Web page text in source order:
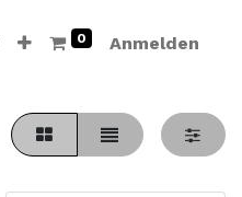
0 Anmelden